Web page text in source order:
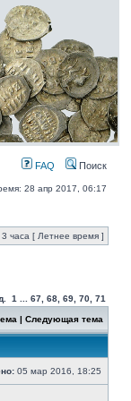
FAQ Поиск
28 апр 2017, 06:17
часа [ Летнее время ]
1 ... 67 68 69 70 71
| Следующая тема
05 мар 2016, 18:25